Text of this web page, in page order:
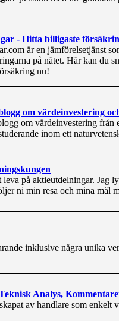
- Hitta billigaste
är en jämförelsetjänst
på nätet. Här kan du
nu!
om värdeinvestering
om värdeinvestering från
inom ett
leva på aktieutdelningar. Jag
ni min resa och mina mål
inklusive några unika
Analys,
av handlare som